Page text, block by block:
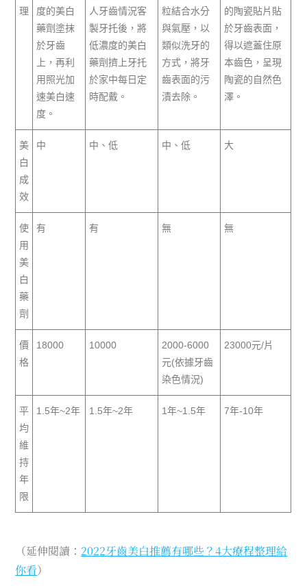
理
度的美白
藥劑塗抹
於牙齒
上，再利
用照光加
速美白速
度。
人牙齒情況客
製牙托後，將
低濃度的美白
藥劑擠上牙托
於家中每日定
時配戴。
粒結合水分
與氣壓，以
類似洗牙的
方式，將牙
齒表面的污
漬去除。
的陶瓷貼片貼
於牙齒表面，
得以遮蓋住原
本齒色，呈現
陶瓷的自然色
澤。
美
白
成
效
中 中、低 中、低 大
使
用
美
白
藥
劑
有 有 無 無
價
格
18000 10000
2000-6000
元(依據牙齒
染色情況)
23000元/片
平
均
維
持
年
限
1.5年~2年 1.5年~2年 1年~1.5年 7年-10年
（延伸閱讀： 2022牙齒美白推薦有哪些？4大療程整理給
你看）